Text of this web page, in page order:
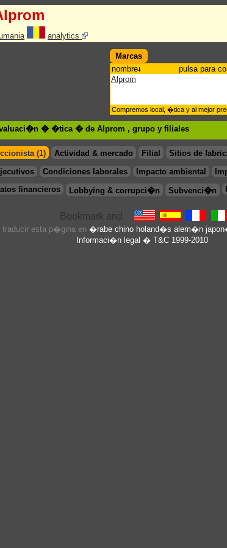
analytics
Marcas
nombre
pulsa para
Alprom
Compremos local, �tica y al mejor
� �tica � de Alprom , grupo y filiales
(1) Actividad & mercado Filial
Sitios de
Condiciones laborales Impacto ambiental
financieros
Lobbying & corrupci�n Subvenci�n
traducir esta p�gina en �rabe chino holand�s alem�n
Informaci�n legal � T&C 1999-2010